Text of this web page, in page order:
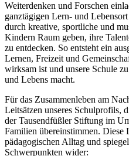
Weiterdenken und Forschen
ganztägigen Lern- und
durch kreative, sportliche und
Kindern Raum geben, ihre
zu entdecken. So entsteht ein
Lernen, Freizeit und
wirksam ist und unsere Schule
und Lebens macht.
Für das Zusammenleben am
Leitsätzen unseres Schulprofils,
der Tausendfüßler Stiftung im
Familien übereinstimmen. Diese
pädagogischen Alltag und
Schwerpunkten wider: